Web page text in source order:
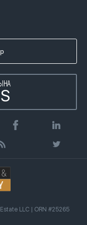
НА
LLC | ORN #25265